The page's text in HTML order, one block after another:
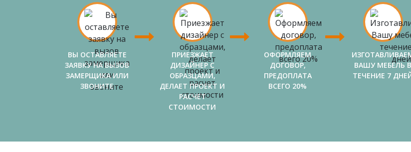
ВЫ ОСТАВЛЯЕТЕ
ЗАЯВКУ НА ВЫЗОВ
ЗАМЕРЩИКА ИЛИ
ЗВОНИТЕ
ПРИЕЗЖАЕТ
ДИЗАЙНЕР С
ОБРАЗЦАМИ,
ДЕЛАЕТ ПРОЕКТ И
РАСЧЕТ
СТОИМОСТИ
ОФОРМЛЯЕМ
ДОГОВОР,
ПРЕДОПЛАТА
ВСЕГО 20%
ВАШУ МЕБЕЛЬ В
ТЕЧЕНИЕ 7